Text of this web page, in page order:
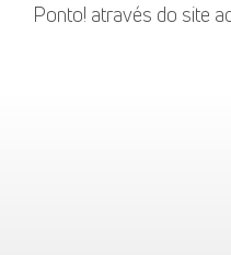
Ponto! através do site